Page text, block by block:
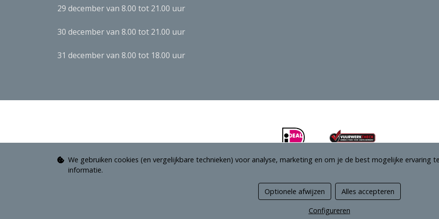
We gebruiken cookies (en vergelijkbare technieken) voor analyse, marketing en om je de best mogelijke ervaring
informatie.
Optionele afwijzen Alles accepteren
Configureren
29 december van 8.00 tot 21.00 uur
30 december van 8.00 tot 21.00 uur
31 december van 8.00 tot 18.00 uur
Managed hosting